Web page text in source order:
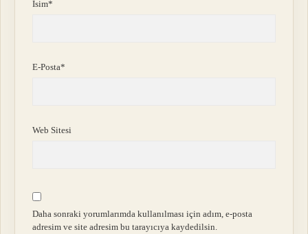
İsim*
E-Posta*
Web Sitesi
Daha sonraki yorumlarımda kullanılması için adım, e-posta
adresim ve site adresim bu tarayıcıya kaydedilsin.